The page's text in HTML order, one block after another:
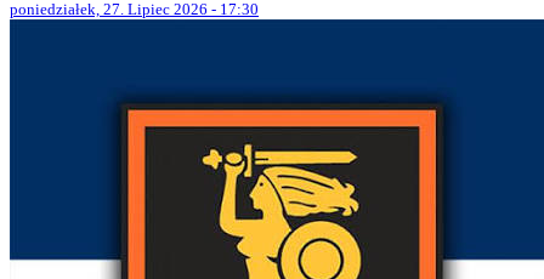
poniedziałek, 27. Lipiec 2026 - 17:30